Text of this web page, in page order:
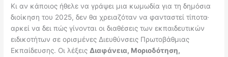
Κι αν κάποιος ήθελε να γράψει μια κωμωδία για τη δημόσια
διοίκηση του 2025, δεν θα χρειαζόταν να φανταστεί τίποτα·
αρκεί να δει πώς γίνονται οι διαθέσεις των εκπαιδευτικών
ειδικοτήτων σε ορισμένες Διευθύνσεις Πρωτοβάθμιας
Εκπαίδευσης. Οι λέξειςΔιαφάνεια, Μοριοδότηση,